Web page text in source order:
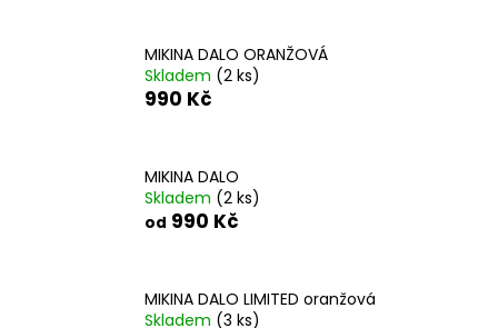
MIKINA DALO ORANŽOVÁ
Skladem (2 ks)
990 Kč
MIKINA DALO
Skladem (2 ks)
od 990 Kč
MIKINA DALO LIMITED oranžová
Skladem (3 ks)